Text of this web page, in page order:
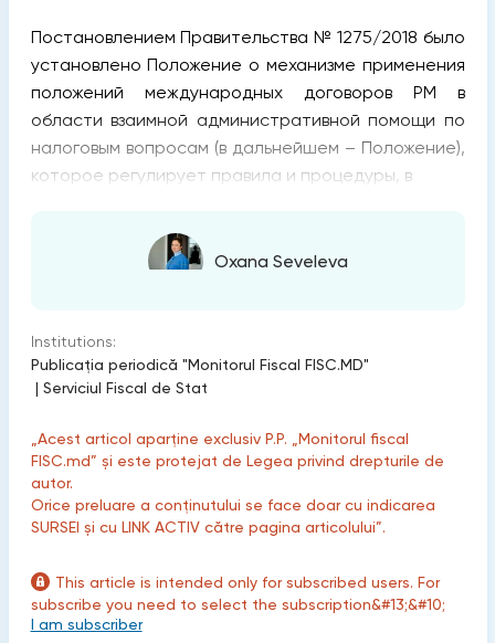
Постановлением Правительства № 1275/2018 было
установлено Положение о механизме применения
положений международных договоров РМ в
области взаимной административной помощи по
налоговым вопросам (в дальнейшем – Положение),
которое регулирует правила и процедуры, в
Oxana Seveleva
Institutions:
Publicaţia periodică "Monitorul Fiscal FISC.MD"
| Serviciul Fiscal de Stat
„Acest articol aparține exclusiv P.P. „Monitorul fiscal
FISC.md” și este protejat de Legea privind drepturile de
autor.
Orice preluare a conținutului se face doar cu indicarea
SURSEI și cu LINK ACTIV către pagina articolului”.
This article is intended only for subscribed users. For
subscribe you need to select the subscription&#13;&#10;
I am subscriber